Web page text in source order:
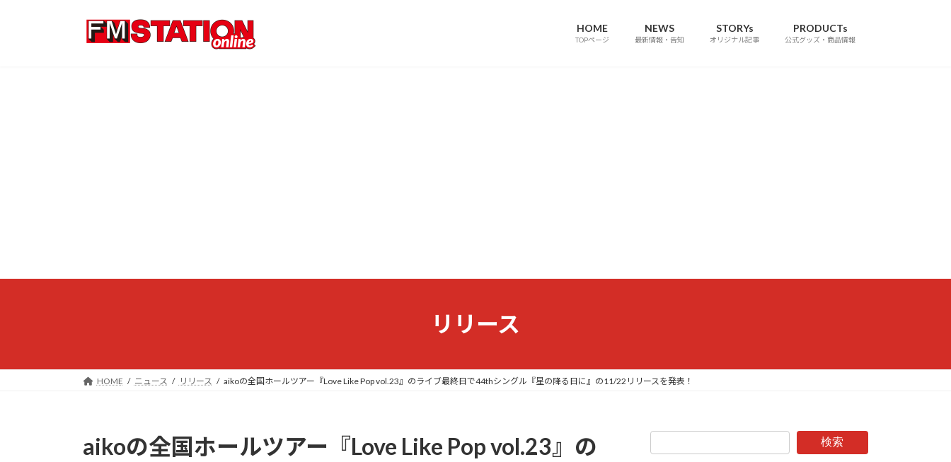
HOME
TOPページ
NEWS
最新情報・告知
STORYs
オリジナル記事
PRODUCTs
公式グッズ・商品情報
リリース
HOME ニュース リリース aikoの全国ホールツアー『Love Like Pop vol.23』のライブ最終日で44thシングル『星の降る日に』の11/22リリースを発表！
aikoの全国ホールツアー『Love Like Pop vol.23』の
検索